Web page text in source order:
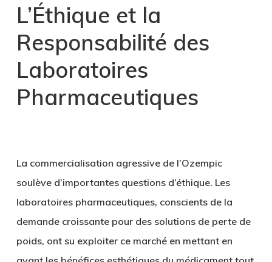
L’Éthique et la
Responsabilité des
Laboratoires
Pharmaceutiques
La commercialisation agressive de l’Ozempic
soulève d’importantes questions d’éthique. Les
laboratoires pharmaceutiques, conscients de la
demande croissante pour des solutions de perte de
poids, ont su exploiter ce marché en mettant en